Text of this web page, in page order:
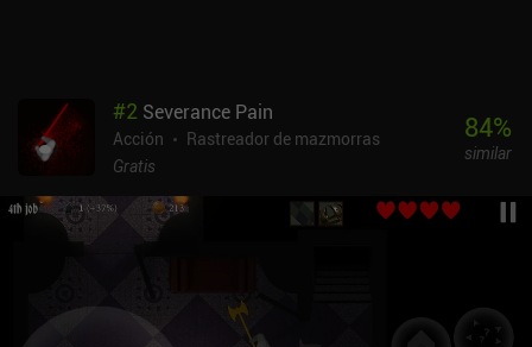
no gustar a algunos, pero puedes parar y volver más tarde en
cualquier momento. Shadow of the Depth se monetiza mediante
iAPs para conseguir cuatro héroes extra y adquirir al instante más
runas, que también podemos ganar mediante anuncios
incentivados o jugando. [Continúa con los 30 mejores juegos de
Dungeon Crawler para móvil]
#2 Severance Pain
Acción
Rastreador de mazmorras
Gratis
84%
similar